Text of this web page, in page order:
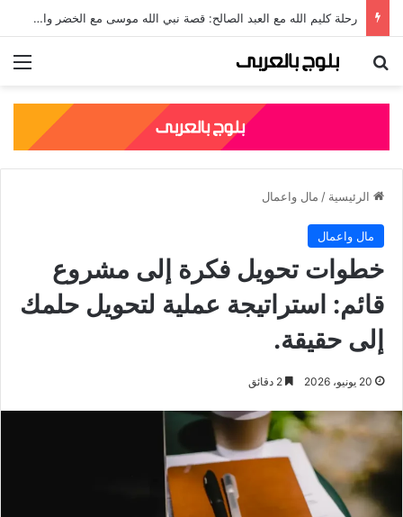
رحلة كليم الله مع العبد الصالح: قصة نبي الله موسى مع الخضر والدروس المستفادة منها
بحث عن
الرئيسية / مال واعمال
مال واعمال
خطوات تحويل فكرة إلى مشروع
قائم: استراتيجة عملية لتحويل حلمك
إلى حقيقة.
20 يونيو، 2026